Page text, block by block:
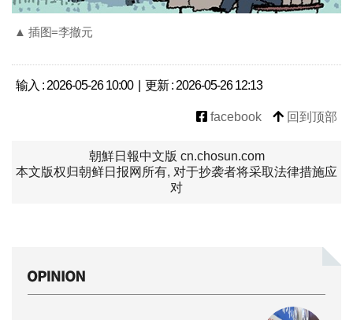
▲ 插图=李撤元
输入 : 2026-05-26 10:00 | 更新 : 2026-05-26 12:13
facebook 回到顶部
朝鮮日報中文版 cn.chosun.com
本文版权归朝鲜日报网所有, 对于抄袭者将采取法律措施应
对